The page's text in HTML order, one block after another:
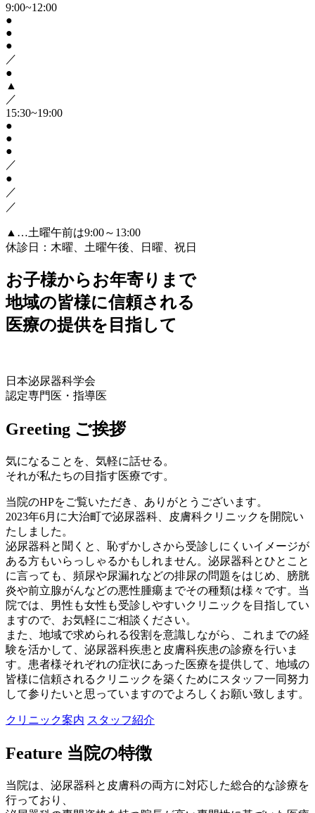
9:00~12:00
●
●
●
／
●
▲
／
15:30~19:00
●
●
●
／
●
／
／
▲ …土曜午前は9:00～13:00
休診日：木曜、土曜午後、日曜、祝日
お子様からお年寄りまで
地域の皆様に信頼される
医療の提供を目指して
日本泌尿器科学会
認定専門医・指導医
Greeting ご挨拶
気になることを、気軽に話せる。
それが私たちの目指す医療です。
当院のHPをご覧いただき、ありがとうございます。
2023年6月に大治町で泌尿器科、皮膚科クリニックを開院い
たしました。
泌尿器科と聞くと、恥ずかしさから受診しにくいイメージが
ある方もいらっしゃるかもしれません。泌尿器科とひとこと
に言っても、頻尿や尿漏れなどの排尿の問題をはじめ、膀胱
炎や前立腺がんなどの悪性腫瘍までその種類は様々です。当
院では、男性も女性も受診しやすいクリニックを目指してい
ますので、お気軽にご相談ください。
また、地域で求められる役割を意識しながら、これまでの経
験を活かして、泌尿器科疾患と皮膚科疾患の診療を行いま
す。患者様それぞれの症状にあった医療を提供して、地域の
皆様に信頼されるクリニックを築くためにスタッフ一同努力
して参りたいと思っていますのでよろしくお願い致します。
クリニック案内 スタッフ紹介
Feature 当院の特徴
当院は、泌尿器科と皮膚科の両方に対応した総合的な診療を
行っており、